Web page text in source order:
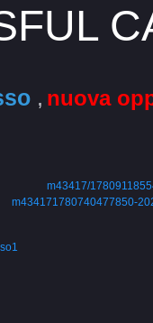
, nuova